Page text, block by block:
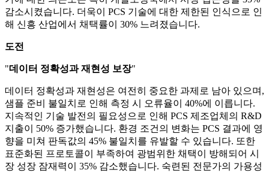
감소시켰습니다. 더욱이 PCS 기술에 대한 제한된 인식으로 인
해 신흥 산업에서 채택률이 30% 느려졌습니다.
도전
"데이터 정확성과 재현성 보장"
데이터 정확성과 재현성은 여전히 ​​중요한 과제로 남아 있으며,
샘플 준비 불일치로 인해 측정 시 오류율이 40%에 이릅니다.
지속적인 기술 발전의 필요성으로 인해 PCS 제조업체의 R&D
지출이 50% 증가했습니다. 환경 조건의 변화는 PCS 결과에 영
향을 미쳐 판독값의 45% 불일치를 유발할 수 있습니다. 또한
표준화된 프로토콜이 부족하여 광범위한 채택이 방해되어 시
장 성장 잠재력이 35% 감소했습니다. 숙련된 전문가의 가용성